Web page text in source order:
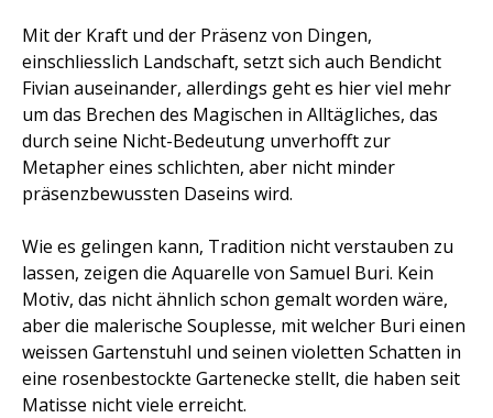
Mit der Kraft und der Präsenz von Dingen,
einschliesslich Landschaft, setzt sich auch Bendicht
Fivian auseinander, allerdings geht es hier viel mehr
um das Brechen des Magischen in Alltägliches, das
durch seine Nicht-Bedeutung unverhofft zur
Metapher eines schlichten, aber nicht minder
präsenzbewussten Daseins wird.
Wie es gelingen kann, Tradition nicht verstauben zu
lassen, zeigen die Aquarelle von Samuel Buri. Kein
Motiv, das nicht ähnlich schon gemalt worden wäre,
aber die malerische Souplesse, mit welcher Buri einen
weissen Gartenstuhl und seinen violetten Schatten in
eine rosenbestockte Gartenecke stellt, die haben seit
Matisse nicht viele erreicht.